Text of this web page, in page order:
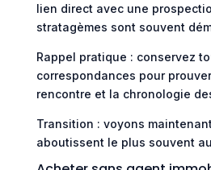
lien direct avec une
stratagèmes sont souvent
Rappel pratique : conservez
correspondances pour
rencontre et la chronologie
Transition : voyons
aboutissent le plus souvent